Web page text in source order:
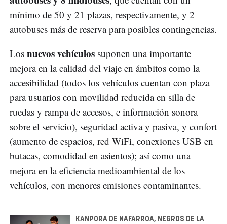
mínimo de 50 y 21 plazas, respectivamente, y 2
autobuses más de reserva para posibles contingencias.
Los nuevos vehículos suponen una importante
mejora en la calidad del viaje en ámbitos como la
accesibilidad (todos los vehículos cuentan con plaza
para usuarios con movilidad reducida en silla de
ruedas y rampa de accesos, e información sonora
sobre el servicio), seguridad activa y pasiva, y confort
(aumento de espacios, red WiFi, conexiones USB en
butacas, comodidad en asientos); así como una
mejora en la eficiencia medioambiental de los
vehículos, con menores emisiones contaminantes.
KANPORA DE NAFARROA, NEGROS DE LA